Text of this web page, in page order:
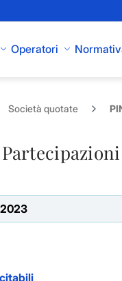
Operatori
Società quotate